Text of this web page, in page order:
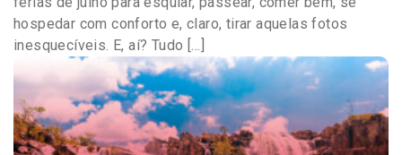
hospedar com conforto e, claro, tirar aquelas fotos
inesquecíveis. E, aí? Tudo […]